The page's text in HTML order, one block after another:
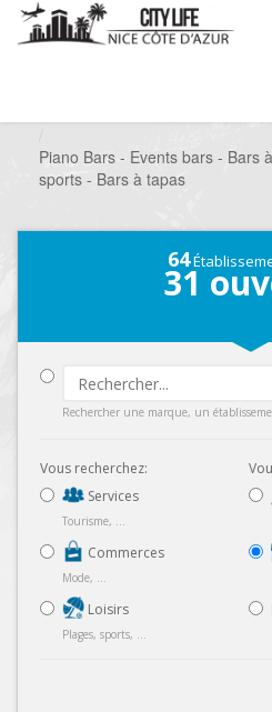
Piano Bars - Events bars - Bars
sports - Bars à tapas
64
31
Rechercher une marque, un
Vous recherchez:
Services
Tourisme, ...
Commerces
Mode, ...
Loisirs
Plages, sports, ...